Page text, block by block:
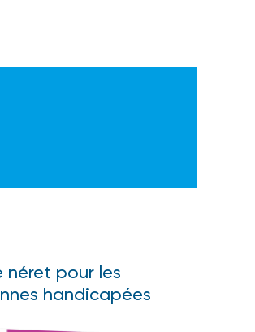
néret pour les
handicapées